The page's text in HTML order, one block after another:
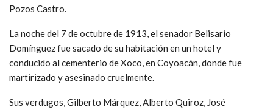
Pozos Castro.
La noche del 7 de octubre de 1913, el senador Belisario
Domínguez fue sacado de su habitación en un hotel y
conducido al cementerio de Xoco, en Coyoacán, donde fue
martirizado y asesinado cruelmente.
Sus verdugos, Gilberto Márquez, Alberto Quiroz, José